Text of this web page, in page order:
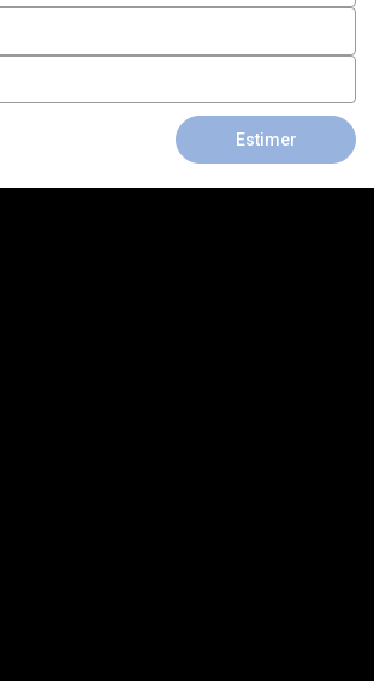
Estimer